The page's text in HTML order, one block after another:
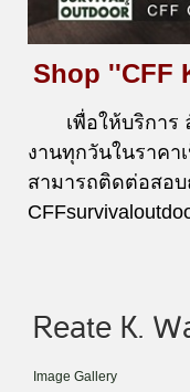
Shop ''CFF
เพื่อให้บริกา
งานทุกวันในราคา
สามารถติดต่อสอบ
Reate K.
Image Gallery